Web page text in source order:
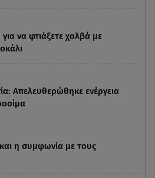
να φτιάξετε χαλβά με
Απελευθερώθηκε ενέργεια
η συμφωνία με τους